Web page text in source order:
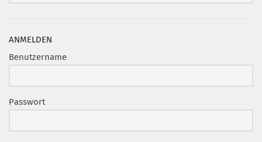
ANMELDEN
Benutzername
Passwort